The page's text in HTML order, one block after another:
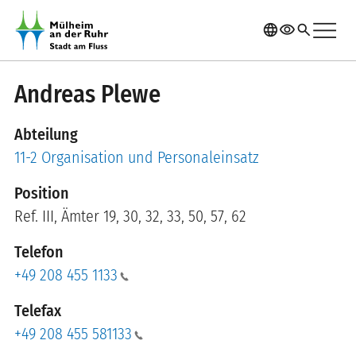
Direkt zum Inhalt
languagevisibilitysearchmenu
Andreas Plewe
Abteilung
11-2 Organisation und Personaleinsatz
Position
Ref. III, Ämter 19, 30, 32, 33, 50, 57, 62
Telefon
+49 208 455 1133
Telefax
+49 208 455 581133